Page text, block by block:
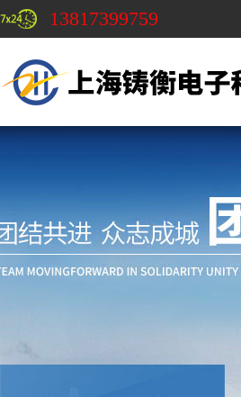
13817399759